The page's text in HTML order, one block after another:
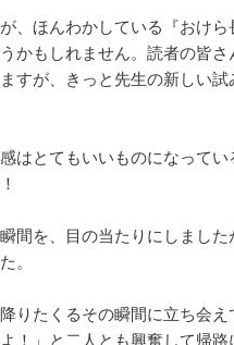
、ほんわかしている『おけら
かもしれません。読者の皆
すが、きっと先生の新しい試
はとてもいいものになってい
間を、目の当たりにしまし
。
りたくるその瞬間に立ち会え
！」と二人とも興奮して帰路